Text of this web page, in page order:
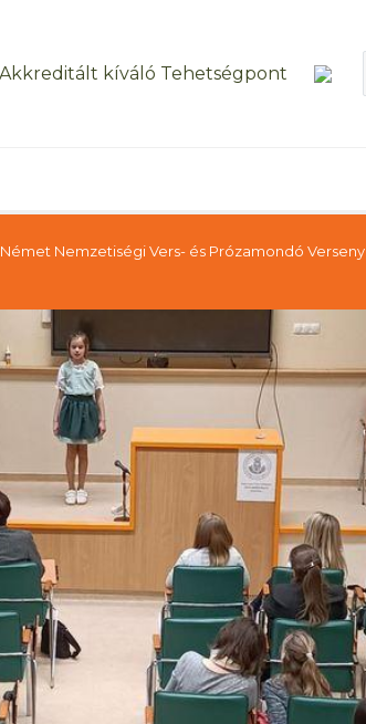
Német Nemzetiségi Vers- és Prózamondó Verseny